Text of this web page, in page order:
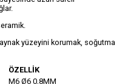
yüzeyini korumak, soğutma
ÖZELLİK
M6 Ø6 0,8MM